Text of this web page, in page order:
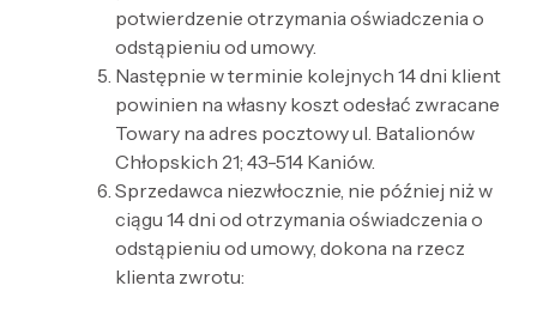
potwierdzenie otrzymania oświadczenia o
odstąpieniu od umowy.
Następnie w terminie kolejnych 14 dni klient
powinien na własny koszt odesłać zwracane
Towary na adres pocztowy ul. Batalionów
Chłopskich 21; 43-514 Kaniów.
Sprzedawca niezwłocznie, nie później niż w
ciągu 14 dni od otrzymania oświadczenia o
odstąpieniu od umowy, dokona na rzecz
klienta zwrotu: